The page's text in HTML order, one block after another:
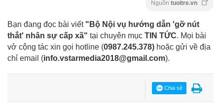
Nguồn tuoitre.vn
Bạn đang đọc bài viết "Bộ Nội vụ hướng dẫn 'gỡ nút
thắt' nhân sự cấp xã" tại chuyên mục TIN TỨC. Mọi bài
vở cộng tác xin gọi hotline (0987.245.378) hoặc gửi về địa
chỉ email (info.vstarmedia2018@gmail.com).
Chia sẻ